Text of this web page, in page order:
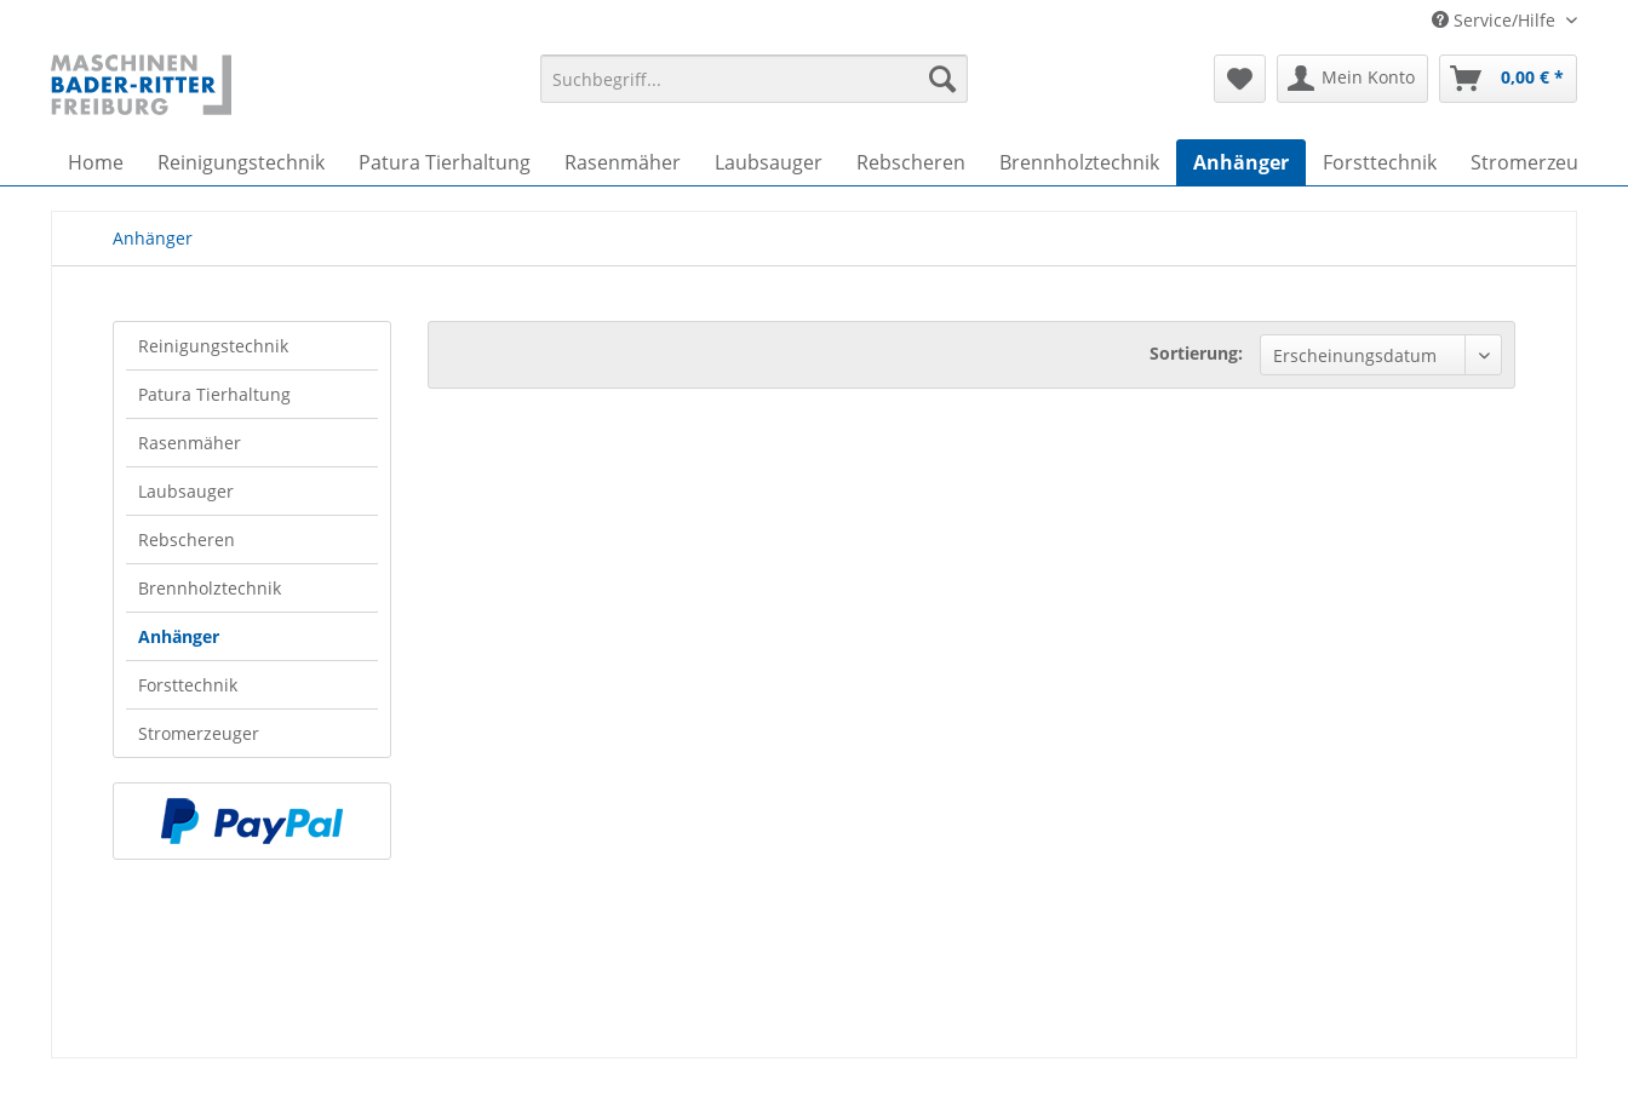
Service/Hilfe
Mein Konto 0,00 € *
Home Reinigungstechnik Patura Tierhaltung Rasenmäher Laubsauger Rebscheren Brennholztechnik Anhänger Forsttechnik Stromerzeuger
Anhänger
Reinigungstechnik
Patura Tierhaltung
Rasenmäher
Laubsauger
Rebscheren
Brennholztechnik
Anhänger
Forsttechnik
Stromerzeuger
Sortierung: